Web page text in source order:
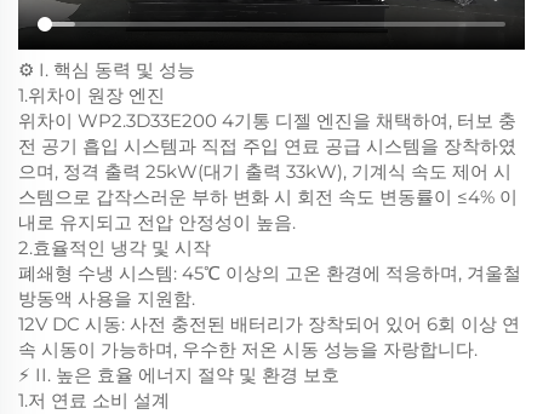
⚙️ I. 핵심 동력 및 성능
1.위차이 원장 엔진
위차이 WP2.3D33E200 4기통 디젤 엔진을 채택하여, 터보 충
전 공기 흡입 시스템과 직접 주입 연료 공급 시스템을 장착하였
으며, 정격 출력 25kW(대기 출력 33kW), 기계식 속도 제어 시
스템으로 갑작스러운 부하 변화 시 회전 속도 변동률이 ≤4% 이
내로 유지되고 전압 안정성이 높음.
2.효율적인 냉각 및 시작
폐쇄형 수냉 시스템: 45℃ 이상의 고온 환경에 적응하며, 겨울철
방동액 사용을 지원함.
12V DC 시동: 사전 충전된 배터리가 장착되어 있어 6회 이상 연
속 시동이 가능하며, 우수한 저온 시동 성능을 자랑합니다.
⚡ II. 높은 효율 에너지 절약 및 환경 보호
1.저 연료 소비 설계